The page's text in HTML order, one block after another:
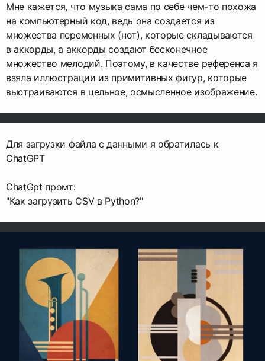
Мне кажется, что музыка сама по себе чем-то похожа
на компьютерный код, ведь она создается из
множества переменных (нот), которые складываются
в аккорды, а аккорды создают бесконечное
множество мелодий. Поэтому, в качестве референса я
взяла иллюстрации из примитивных фигур, которые
выстраиваются в цельное, осмысленное изображение.
Для загрузки файла с данными я обратилась к
ChatGPT
ChatGpt промт:
"Как загрузить CSV в Python?"